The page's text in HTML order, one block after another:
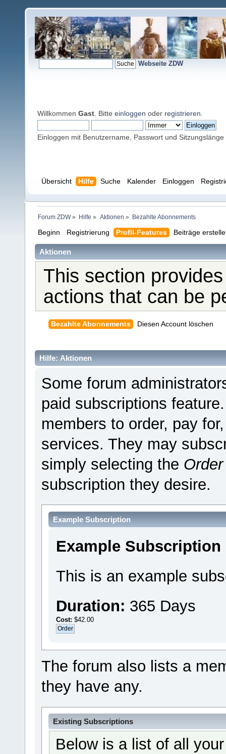
Webseite ZDW
Willkommen Gast . Bitte einloggen oder registrieren
Einloggen mit Benutzername, Passwort und Sitzungslänge
Übersicht Hilfe Suche Kalender Einloggen
Forum ZDW» Hilfe » Aktionen » Bezahlte Abonnements
Beginn Registrierung Profil-Features Beiträge
Aktionen
This section
actions that can be
Bezahlte Abonnements Diesen Account löschen
Hilfe: Aktionen
Some forum
paid subscriptions
members to order, pay
services. They may
simply selecting the Order
subscription they desire.
Example Subscription
Example Subscription
This is an example
Duration: 365 Days
Cost: $42.00
The forum also lists a
they have any.
Existing Subscriptions
Below is a list of all